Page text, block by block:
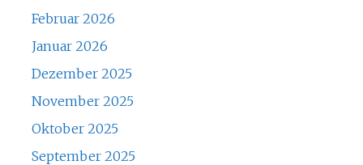
Februar 2026
Januar 2026
Dezember 2025
November 2025
Oktober 2025
September 2025